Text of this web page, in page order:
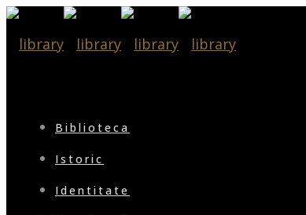
Biblioteca
Istoric
Identitate